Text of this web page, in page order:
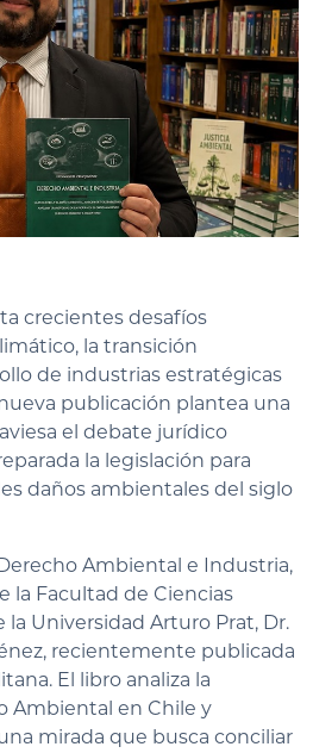
crecientes desafíos
la transición
de industrias estratégicas
publicación plantea una
el debate jurídico
la legislación para
daños ambientales del siglo
Ambiental e Industria,
la Facultad de Ciencias
la Universidad Arturo Prat, Dr.
recientemente publicada
El libro analiza la
Ambiental en Chile y
mirada que busca conciliar